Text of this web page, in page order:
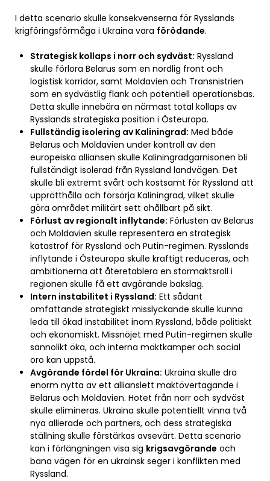
I detta scenario skulle konsekvenserna för Rysslands
krigföringsförmåga i Ukraina vara förödande.
Strategisk kollaps i norr och sydväst: Ryssland
skulle förlora Belarus som en nordlig front och
logistisk korridor, samt Moldavien och Transnistrien
som en sydvästlig flank och potentiell operationsbas.
Detta skulle innebära en närmast total kollaps av
Rysslands strategiska position i Östeuropa.
Fullständig isolering av Kaliningrad: Med både
Belarus och Moldavien under kontroll av den
europeiska alliansen skulle Kaliningradgarnisonen bli
fullständigt isolerad från Ryssland landvägen. Det
skulle bli extremt svårt och kostsamt för Ryssland att
upprätthålla och försörja Kaliningrad, vilket skulle
göra området militärt sett ohållbart på sikt.
Förlust av regionalt inflytande: Förlusten av Belarus
och Moldavien skulle representera en strategisk
katastrof för Ryssland och Putin-regimen. Rysslands
inflytande i Östeuropa skulle kraftigt reduceras, och
ambitionerna att återetablera en stormaktsroll i
regionen skulle få ett avgörande bakslag.
Intern instabilitet i Ryssland: Ett sådant
omfattande strategiskt misslyckande skulle kunna
leda till ökad instabilitet inom Ryssland, både politiskt
och ekonomiskt. Missnöjet med Putin-regimen skulle
sannolikt öka, och interna maktkamper och social
oro kan uppstå.
Avgörande fördel för Ukraina: Ukraina skulle dra
enorm nytta av ett allianslett maktövertagande i
Belarus och Moldavien. Hotet från norr och sydväst
skulle elimineras. Ukraina skulle potentiellt vinna två
nya allierade och partners, och dess strategiska
ställning skulle förstärkas avsevärt. Detta scenario
kan i förlängningen visa sig krigsavgörande och
bana vägen för en ukrainsk seger i konflikten med
Ryssland.